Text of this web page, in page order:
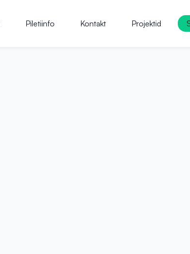
Piletiinfo Kontakt Projektid